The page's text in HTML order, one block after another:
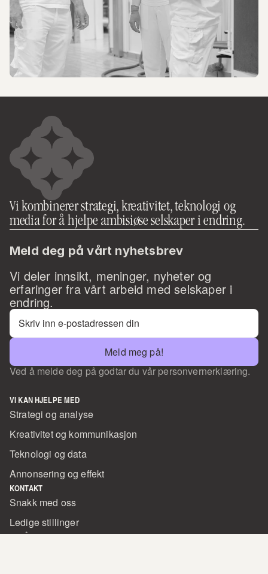
Vi kombinerer strategi, kreativitet, teknologi og
media for å hjelpe ambisiøse selskaper i endring.
Meld deg på vårt nyhetsbrev
Vi deler innsikt, meninger, nyheter og
erfaringer fra vårt arbeid med selskaper i
endring.
Meld meg på!
Ved å melde deg på godtar du vår personvernerklæring.
VI KAN HJELPE MED
Strategi og analyse
Kreativitet og kommunikasjon
Teknologi og data
Annonsering og effekt
KONTAKT
Snakk med oss
Ledige stillinger
BYRÅET